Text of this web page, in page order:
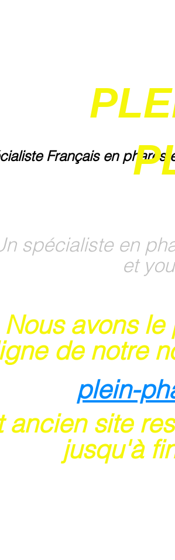
Français en phares
spécialiste en
et
Nous avons
de notre
plein-
ancien site
fin